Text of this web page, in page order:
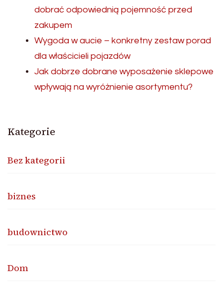
dobrać odpowiednią pojemność przed
zakupem
Wygoda w aucie – konkretny zestaw porad
dla właścicieli pojazdów
Jak dobrze dobrane wyposażenie sklepowe
wpływają na wyróżnienie asortymentu?
Kategorie
Bez kategorii
biznes
budownictwo
Dom